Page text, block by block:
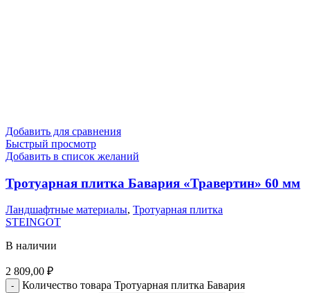
Добавить для сравнения
Быстрый просмотр
Добавить в список желаний
Тротуарная плитка Бавария «Травертин» 60 мм
Ландшафтные материалы, Тротуарная плитка
STEINGOT
В наличии
2 809,00 ₽
Количество товара Тротуарная плитка Бавария